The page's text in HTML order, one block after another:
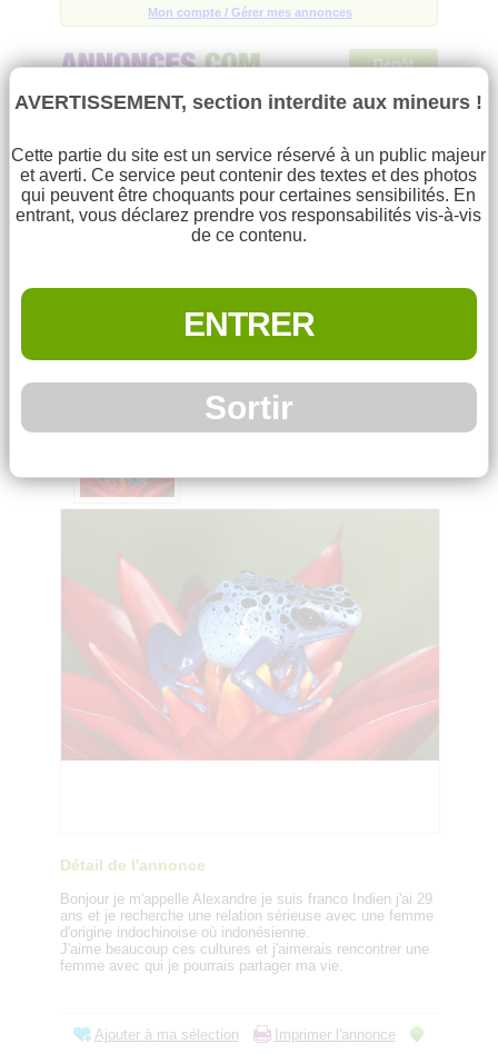
Mon compte / Gérer mes annonces
Menu
Accueil
Déposer une annonce
Mon compte
Aide
Rechercher
AVERTISSEMENT, section interdite aux mineurs !
Cette partie du site est un service réservé à un public majeur
et averti. Ce service peut contenir des textes et des photos
qui peuvent être choquants pour certaines sensibilités. En
entrant, vous déclarez prendre vos responsabilités vis-à-vis
de ce contenu.
ENTRER
Sortir
Homme 29 ans recherche
femme indonésienne où
Indochinoise,
alex le 11/05/19
Détail de l'annonce
Bonjour je m'appelle Alexandre je suis franco Indien j'ai 29
ans et je recherche une relation sérieuse avec une femme
d'origine indochinoise où indonésienne.
J'aime beaucoup ces cultures et j'aimerais rencontrer une
femme avec qui je pourrais partager ma vie.
Ajouter à ma sélection
Imprimer l'annonce